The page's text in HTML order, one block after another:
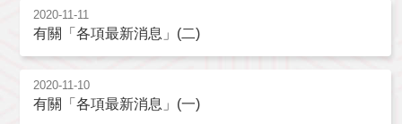
2020-11-11
有關「各項最新消息」(二)
2020-11-10
有關「各項最新消息」(一)